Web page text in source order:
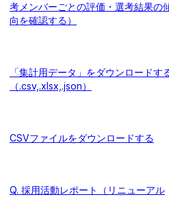
考メンバーごとの評価・選考結果の
向を確認する）
「集計用データ」をダウンロードす
（.csv,.xlsx,.json）
CSVファイルをダウンロードする
Q. 採用活動レポート（リニューアル